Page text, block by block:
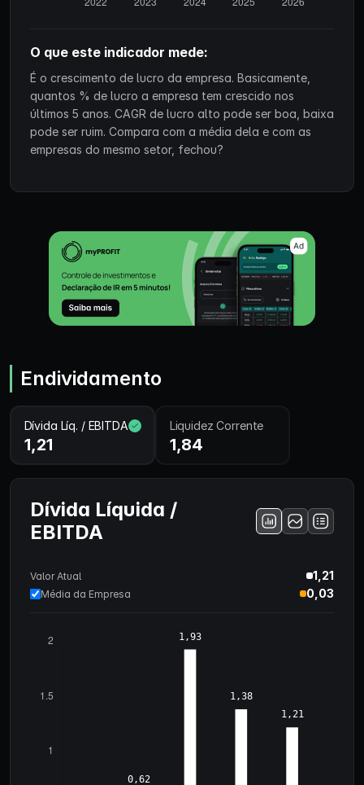
O que este indicador mede:
É o crescimento de lucro da empresa. Basicamente,
quantos % de lucro a empresa tem crescido nos
últimos 5 anos. CAGR de lucro alto pode ser boa, baixa
pode ser ruim. Compara com a média dela e com as
empresas do mesmo setor, fechou?
Endividamento
Dívida Líq. / EBITDA
1,21
Liquidez Corrente
1,84
Dívida Líquida /
EBITDA
Valor Atual 1,21
Média da Empresa 0,03